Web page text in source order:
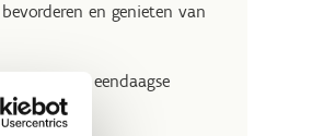
en genieten van
een eendaagse